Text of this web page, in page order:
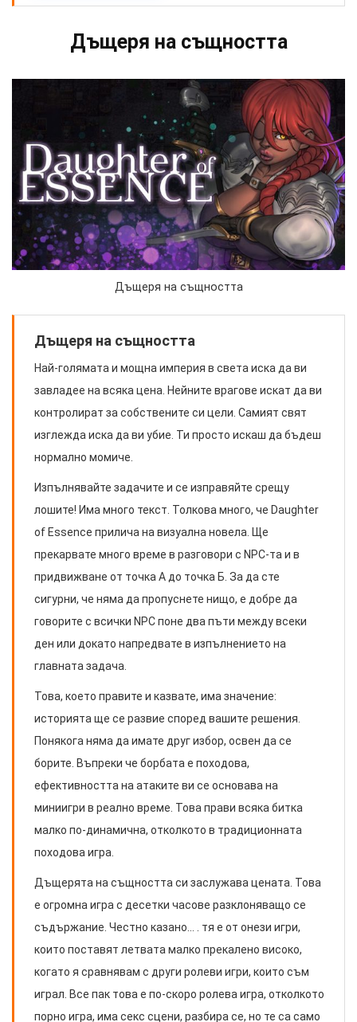
Дъщеря на същността
Дъщеря на същността
Дъщеря на същността
Най-голямата и мощна империя в света иска да ви
завладее на всяка цена. Нейните врагове искат да ви
контролират за собствените си цели. Самият свят
изглежда иска да ви убие. Ти просто искаш да бъдеш
нормално момиче.
Изпълнявайте задачите и се изправяйте срещу
лошите! Има много текст. Толкова много, че Daughter
of Essence прилича на визуална новела. Ще
прекарвате много време в разговори с NPC-та и в
придвижване от точка А до точка Б. За да сте
сигурни, че няма да пропуснете нищо, е добре да
говорите с всички NPC поне два пъти между всеки
ден или докато напредвате в изпълнението на
главната задача.
Това, което правите и казвате, има значение:
историята ще се развие според вашите решения.
Понякога няма да имате друг избор, освен да се
борите. Въпреки че борбата е походова,
ефективността на атаките ви се основава на
миниигри в реално време. Това прави всяка битка
малко по-динамична, отколкото в традиционната
походова игра.
Дъщерята на същността си заслужава цената. Това
е огромна игра с десетки часове разклоняващо се
съдържание. Честно казано... . тя е от онези игри,
които поставят летвата малко прекалено високо,
когато я сравнявам с други ролеви игри, които съм
играл. Все пак това е по-скоро ролева игра, отколкото
порно игра, има секс сцени, разбира се, но те са само